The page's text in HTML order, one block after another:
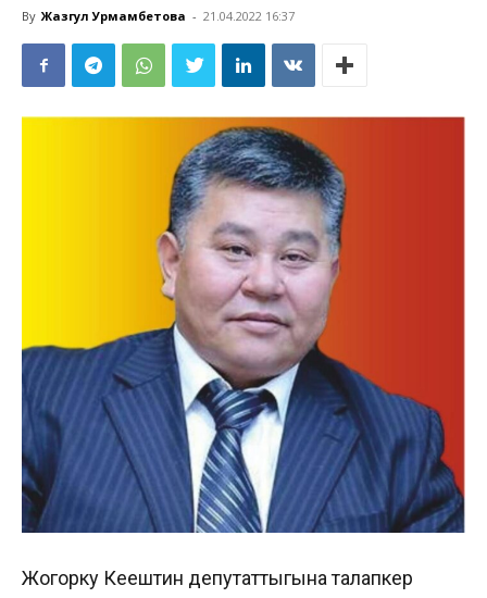
By Жазгул Урмамбетова - 21.04.2022 16:37
Жогорку Кеңештин депутаттыгына талапкер